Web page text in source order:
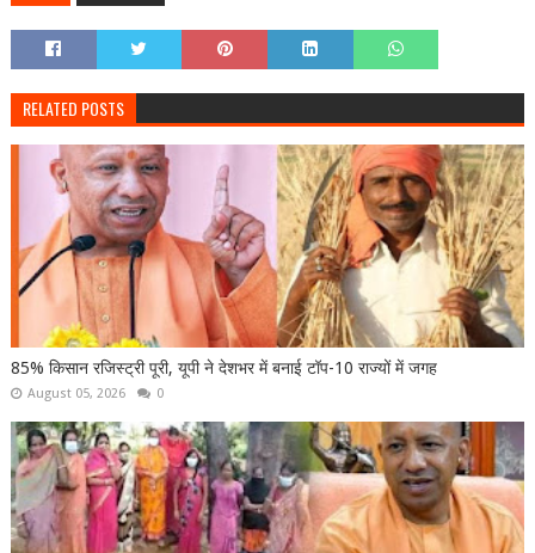
RELATED POSTS
85% किसान रजिस्ट्री पूरी, यूपी ने देशभर में बनाई टॉप-10 राज्यों में जगह
August 05, 2026 0